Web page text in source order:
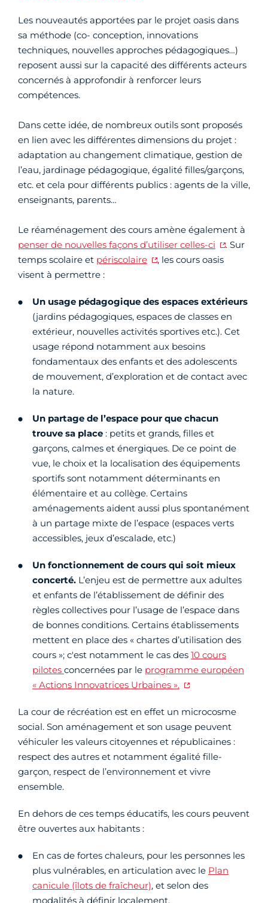
Les nouveautés apportées par le projet oasis dans
sa méthode (co- conception, innovations
techniques, nouvelles approches pédagogiques…)
reposent aussi sur la capacité des différents acteurs
concernés à approfondir à renforcer leurs
compétences.
Dans cette idée, de nombreux outils sont proposés
en lien avec les différentes dimensions du projet :
adaptation au changement climatique, gestion de
l’eau, jardinage pédagogique, égalité filles/garçons,
etc. et cela pour différents publics : agents de la ville,
enseignants, parents…
Le réaménagement des cours amène également à
penser de nouvelles façons d’utiliser celles-ci
. Sur
temps scolaire et périscolaire
, les cours oasis
visent à permettre :
Un usage pédagogique des espaces extérieurs
(jardins pédagogiques, espaces de classes en
extérieur, nouvelles activités sportives etc.). Cet
usage répond notamment aux besoins
fondamentaux des enfants et des adolescents
de mouvement, d’exploration et de contact avec
la nature.
Un partage de l’espace pour que chacun
trouve sa place : petits et grands, filles et
garçons, calmes et énergiques. De ce point de
vue, le choix et la localisation des équipements
sportifs sont notamment déterminants en
élémentaire et au collège. Certains
aménagements aident aussi plus spontanément
à un partage mixte de l’espace (espaces verts
accessibles, jeux d’escalade, etc.)
Un fonctionnement de cours qui soit mieux
concerté. L’enjeu est de permettre aux adultes
et enfants de l’établissement de définir des
règles collectives pour l’usage de l’espace dans
de bonnes conditions. Certains établissements
mettent en place des « chartes d’utilisation des
cours »; c'est notamment le cas des 10 cours
pilotes concernées par le programme européen
« Actions Innovatrices Urbaines ».
La cour de récréation est en effet un microcosme
social. Son aménagement et son usage peuvent
véhiculer les valeurs citoyennes et républicaines :
respect des autres et notamment égalité fille-
garçon, respect de l’environnement et vivre
ensemble.
En dehors de ces temps éducatifs, les cours peuvent
être ouvertes aux habitants :
En cas de fortes chaleurs, pour les personnes les
plus vulnérables, en articulation avec le Plan
canicule (îlots de fraîcheur), et selon des
modalités à définir localement.